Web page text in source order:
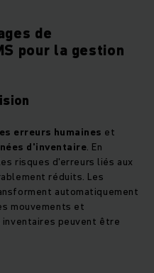
de
pour la gestion
erreurs humaines et
d'inventaire. En
risques d'erreurs liés aux
réduits. Les
automatiquement
mouvements et
peuvent être